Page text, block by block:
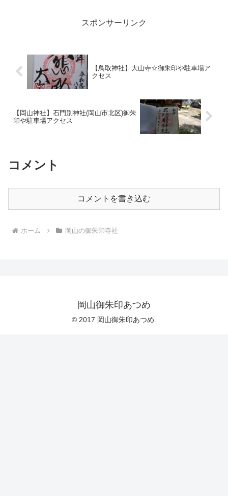
スポンサーリンク
【鳥取神社】大山寺☆御朱印や駐車場ア
クセス
【岡山神社】石門別神社(岡山市北区)御朱
印や駐車場アクセス
コメント
コメントを書き込む
ホーム 岡山の御朱印寺社
岡山御朱印あつめ
© 2017 岡山御朱印あつめ.